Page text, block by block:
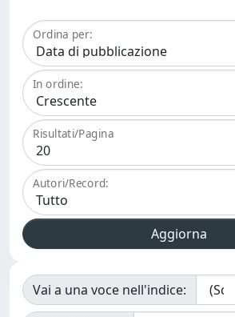
Ordina per:
In ordine:
Risultati/Pagina
Autori/Record:
Vai a una voce nell'indice: